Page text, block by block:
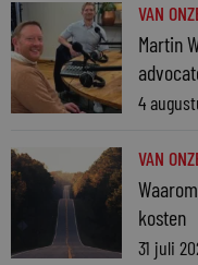
VAN
Martin
4
VAN
kosten
31 juli